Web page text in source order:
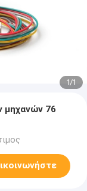
1/1
μηχανών 76